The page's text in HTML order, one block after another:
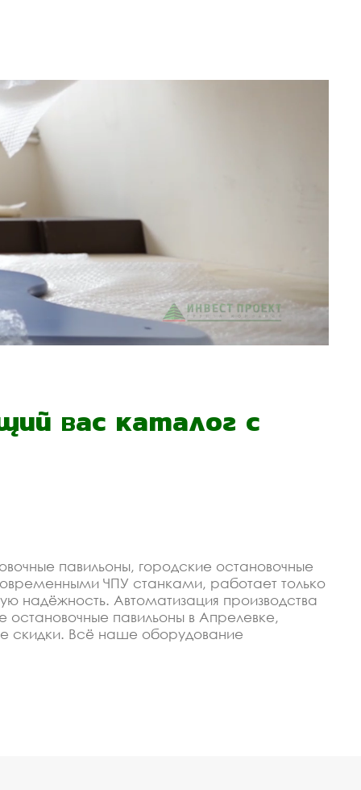
вас каталог с
павильоны, городские остановочные
ЧПУ станками, работает только
надёжность. Автоматизация производства
остановочные павильоны в Апрелевке,
скидки. Всё наше оборудование
павильоны,